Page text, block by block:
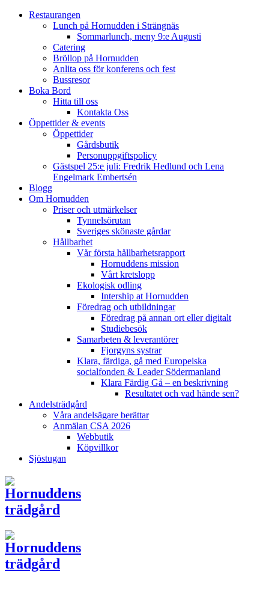
Restaurangen
Lunch på Hornudden i Strängnäs
Sommarlunch, meny 9:e Augusti
Catering
Bröllop på Hornudden
Anlita oss för konferens och fest
Bussresor
Boka Bord
Hitta till oss
Kontakta Oss
Öppettider & events
Öppettider
Gårdsbutik
Personuppgiftspolicy
Gästspel 25:e juli: Fredrik Hedlund och Lena
Engelmark Embertsén
Blogg
Om Hornudden
Priser och utmärkelser
Tynnelsörutan
Sveriges skönaste gårdar
Hållbarhet
Vår första hållbarhetsrapport
Hornuddens mission
Vårt kretslopp
Ekologisk odling
Intership at Hornudden
Föredrag och utbildningar
Föredrag på annan ort eller digitalt
Studiebesök
Samarbeten & leverantörer
Fjorgyns systrar
Klara, färdiga, gå med Europeiska
socialfonden & Leader Södermanland
Klara Färdig Gå – en beskrivning
Resultatet och vad hände sen?
Andelsträdgård
Våra andelsägare berättar
Anmälan CSA 2026
Webbutik
Köpvillkor
Sjöstugan